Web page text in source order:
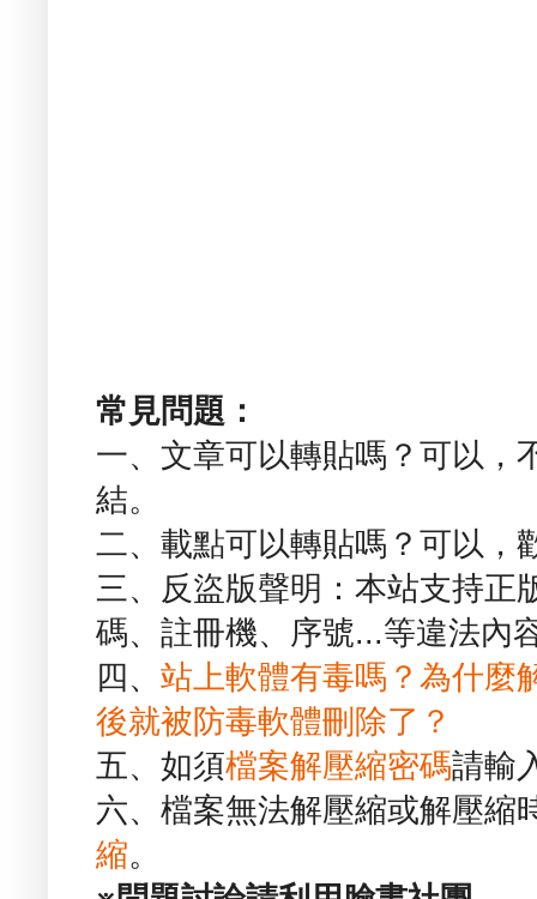
常見問題：
一、文章可以轉貼嗎？可以，
結。
二、載點可以轉貼嗎？可以，
三、反盜版聲明：本站支持正
碼、註冊機、序號...等違法內
四、 站上軟體有毒嗎？為什麼
後就被防毒軟體刪除了？
五、如須檔案解壓縮密碼請輸
六、檔案無法解壓縮或解壓縮
縮。